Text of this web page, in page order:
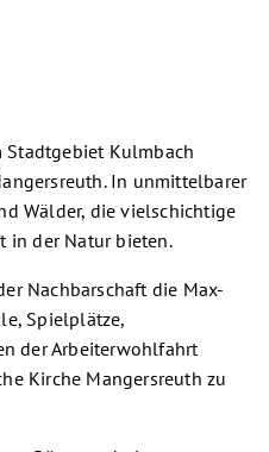
Kulmbach
In unmittelbarer
Wälder, die vielschichtige
in der Natur bieten.
Nachbarschaft die Max-
Spielplätze,
der Arbeiterwohlfahrt
Kirche Mangersreuth zu